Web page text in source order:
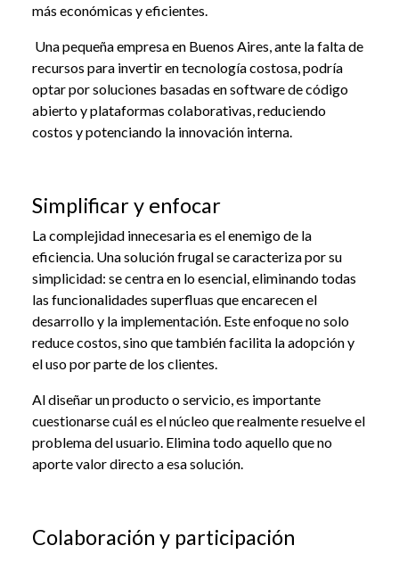
más económicas y eficientes.
Una pequeña empresa en Buenos Aires, ante la falta de
recursos para invertir en tecnología costosa, podría
optar por soluciones basadas en software de código
abierto y plataformas colaborativas, reduciendo
costos y potenciando la innovación interna.
Simplificar y enfocar
La complejidad innecesaria es el enemigo de la
eficiencia. Una solución frugal se caracteriza por su
simplicidad: se centra en lo esencial, eliminando todas
las funcionalidades superfluas que encarecen el
desarrollo y la implementación. Este enfoque no solo
reduce costos, sino que también facilita la adopción y
el uso por parte de los clientes.
Al diseñar un producto o servicio, es importante
cuestionarse cuál es el núcleo que realmente resuelve el
problema del usuario. Elimina todo aquello que no
aporte valor directo a esa solución.
Colaboración y participación